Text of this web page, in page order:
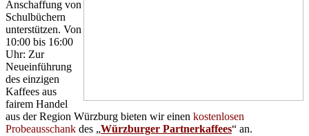
Anschaffung von
Schulbüchern
unterstützen. Von
10:00 bis 16:00
Uhr: Zur
Neueinführung
des einzigen
Kaffees aus
fairem Handel
aus der Region Würzburg bieten wir einen kostenlosen
Probeausschank des „Würzburger Partnerkaffees“ an.